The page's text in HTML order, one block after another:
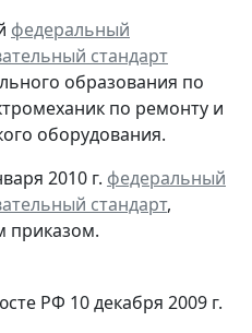
федеральный
стандарт
образования по
по ремонту и
оборудования.
2010 г. федеральный
стандарт,
приказом.
РФ 10 декабря 2009 г.